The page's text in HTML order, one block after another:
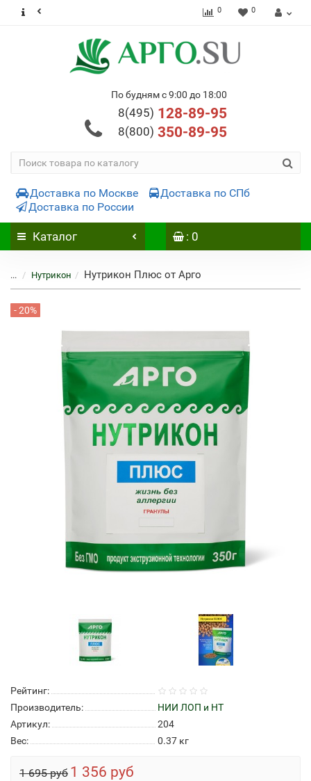
0 0
По будням с 9:00 до 18:00
8(495) 128-89-95
8(800) 350-89-95
Доставка по Москве
Доставка по СПб
Доставка по России
Каталог : 0
... Нутрикон Нутрикон Плюс от Арго
- 20%
Рейтинг:
Производитель:
НИИ ЛОП и НТ
Артикул:
204
Вес:
0.37 кг
1 695 руб 1 356 руб